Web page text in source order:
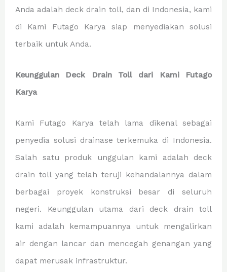
Anda adalah deck drain toll, dan di Indonesia, kami
di Kami Futago Karya siap menyediakan solusi
terbaik untuk Anda.
Keunggulan Deck Drain Toll dari Kami Futago
Karya
Kami Futago Karya telah lama dikenal sebagai
penyedia solusi drainase terkemuka di Indonesia.
Salah satu produk unggulan kami adalah deck
drain toll yang telah teruji kehandalannya dalam
berbagai proyek konstruksi besar di seluruh
negeri. Keunggulan utama dari deck drain toll
kami adalah kemampuannya untuk mengalirkan
air dengan lancar dan mencegah genangan yang
dapat merusak infrastruktur.